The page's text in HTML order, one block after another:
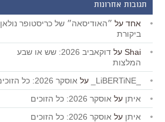
תגובות אחרונות
אחד על ״האודיסאה״ של כריסטופר נולאן,
ביקורת
Shai על
דוקאביב 2026: שש או שבע
המלצות
על אוסקר 2026: כל הזוכים
איתן על אוסקר 2026: כל הזוכים
איתן על אוסקר 2026: כל הזוכים